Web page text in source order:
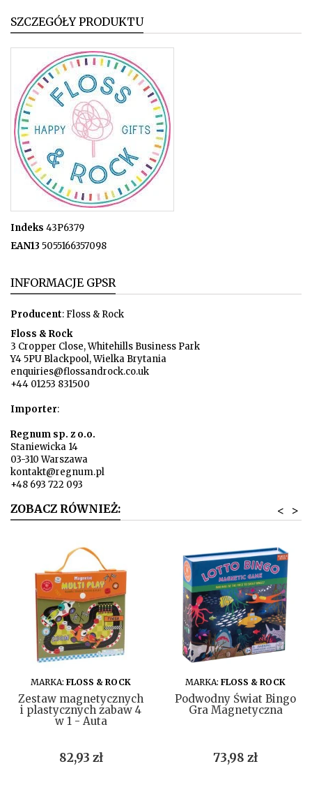
SZCZEGÓŁY PRODUKTU
Indeks 43P6379
EAN13 5055166357098
INFORMACJE GPSR
Producent: Floss & Rock
Floss & Rock
3 Cropper Close, Whitehills Business Park
Y4 5PU Blackpool, Wielka Brytania
enquiries@flossandrock.co.uk
+44 01253 831500
Importer:
Regnum sp. z o.o.
Staniewicka 14
03-310 Warszawa
kontakt@regnum.pl
+48 693 722 093
ZOBACZ RÓWNIEŻ: >
<
DO KOSZYKA
MARKA: FLOSS & ROCK
Zestaw magnetycznych
i plastycznych zabaw 4
w 1 - Auta
Cena
82,93 zł
DO KOSZYKA
MARKA: FLOSS & ROCK
Podwodny Świat Bingo
Gra Magnetyczna
Cena
73,98 zł